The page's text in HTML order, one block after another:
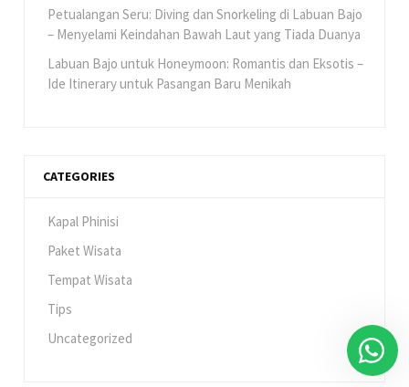
Petualangan Seru: Diving dan Snorkeling di Labuan Bajo
– Menyelami Keindahan Bawah Laut yang Tiada Duanya
Labuan Bajo untuk Honeymoon: Romantis dan Eksotis –
Ide Itinerary untuk Pasangan Baru Menikah
CATEGORIES
Kapal Phinisi
Paket Wisata
Tempat Wisata
Tips
Uncategorized